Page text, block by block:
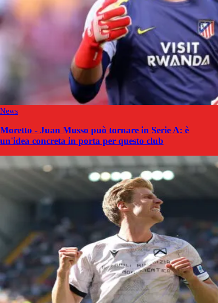
News
Moretto - Juan Musso può tornare in Serie A: è
un'idea concreta in porta per questo club